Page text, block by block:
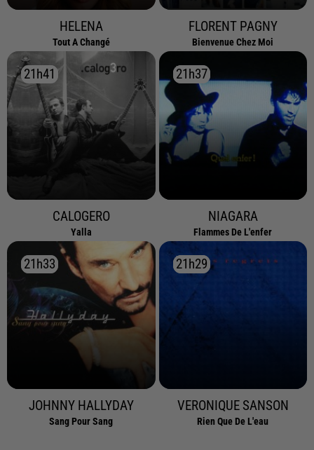
HELENA
Tout A Changé
FLORENT PAGNY
Bienvenue Chez Moi
21h41
21h41
CALOGERO
Yalla
21h37
21h37
NIAGARA
Flammes De L'enfer
21h33
21h33
JOHNNY HALLYDAY
Sang Pour Sang
21h29
21h29
VERONIQUE SANSON
Rien Que De L'eau